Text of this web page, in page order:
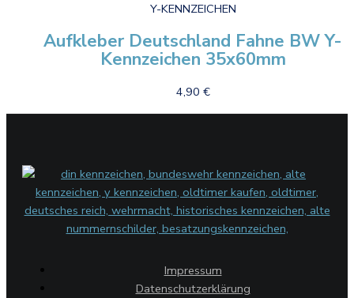
Y-KENNZEICHEN
Aufkleber Deutschland Fahne BW Y-
Kennzeichen 35x60mm
4,90 €
Impressum
Datenschutzerklärung